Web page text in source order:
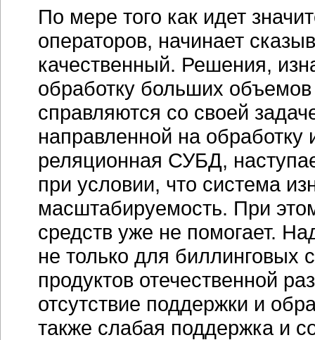
По мере того как идет
операторов, начинает
качественный. Решения,
обработку больших
справляются со своей
направленной на
реляционная СУБД,
при условии, что система
масштабируемость. При
средств уже не помогает.
не только для биллинговых
продуктов отечественной
отсутствие поддержки и
также слабая поддержка и